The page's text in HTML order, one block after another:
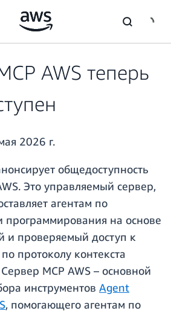
AWS теперь
2026 г.
общедоступность
Это управляемый сервер,
агентам по
программирования на основе
и проверяемый доступ к
протоколу контекста
MCP AWS – основной
инструментов Agent
, помогающего агентам по